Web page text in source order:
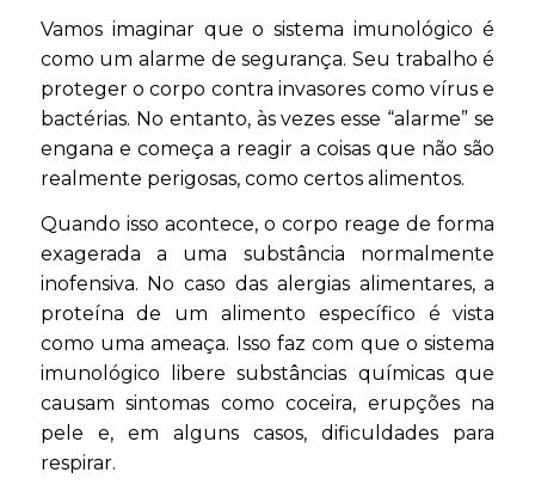
Vamos imaginar que o sistema imunológico é
como um alarme de segurança. Seu trabalho é
proteger o corpo contra invasores como vírus e
bactérias. No entanto, às vezes esse “alarme” se
engana e começa a reagir a coisas que não são
realmente perigosas, como certos alimentos.
Quando isso acontece, o corpo reage de forma
exagerada a uma substância normalmente
inofensiva. No caso das alergias alimentares, a
proteína de um alimento específico é vista
como uma ameaça. Isso faz com que o sistema
imunológico libere substâncias químicas que
causam sintomas como coceira, erupções na
pele e, em alguns casos, dificuldades para
respirar.